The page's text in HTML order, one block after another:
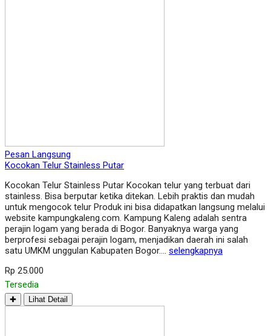
Pesan Langsung
Kocokan Telur Stainless Putar
Kocokan Telur Stainless Putar Kocokan telur yang terbuat dari
stainless. Bisa berputar ketika ditekan. Lebih praktis dan mudah
untuk mengocok telur Produk ini bisa didapatkan langsung melalui
website kampungkaleng.com. Kampung Kaleng adalah sentra
perajin logam yang berada di Bogor. Banyaknya warga yang
berprofesi sebagai perajin logam, menjadikan daerah ini salah
satu UMKM unggulan Kabupaten Bogor…. selengkapnya
Rp 25.000
Tersedia
✚ Lihat Detail